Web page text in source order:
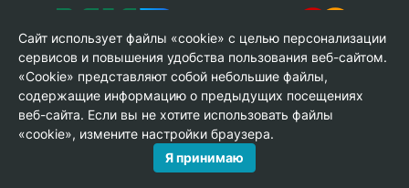
© Copyright 2013-2026 KERAMA MARAZZI, ООО «Гамма
Керамика»
Сайт использует файлы «cookie» с целью персонализации
сервисов и повышения удобства пользования веб-сайтом.
«Cookie» представляют собой небольшие файлы,
содержащие информацию о предыдущих посещениях
веб-сайта. Если вы не хотите использовать файлы
«cookie», измените настройки браузера.
Я принимаю